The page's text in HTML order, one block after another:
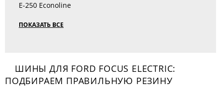
E-250 Econoline
ПОКАЗАТЬ ВСЕ
ШИНЫ ДЛЯ FORD FOCUS ELECTRIC:
ПОДБИРАЕМ ПРАВИЛЬНУЮ РЕЗИНУ